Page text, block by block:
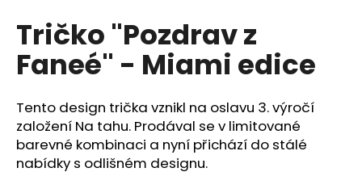
Tričko "Pozdrav z
Faneé" - Miami edice
Tento design trička vznikl na oslavu 3. výročí
založení Na tahu. Prodával se v limitované
barevné kombinaci a nyní přichází do stálé
nabídky s odlišném designu.
HLEDAT
D
o
p